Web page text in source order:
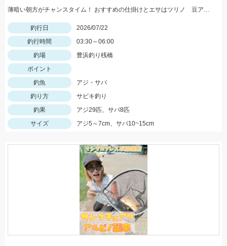
薄暗い朝方がチャンスタイム！ おすすめの仕掛けとエサはツリノ 豆アジマッチ1号と厳選素材の生アミエビです!!
釣行日
2026/07/22
釣行時間
03:30～06:00
釣場
豊浜釣り桟橋
ポイント
釣魚
アジ・サバ
釣り方
サビキ釣り
釣果
アジ29匹、サバ8匹
サイズ
アジ5～7cm、サバ10~15cm